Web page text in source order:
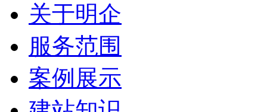
关于明企
服务范围
案例展示